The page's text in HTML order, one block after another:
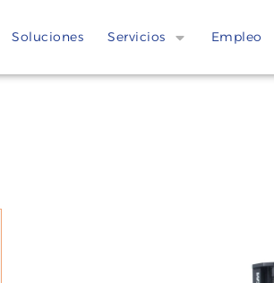
Soluciones Servicios Empleo